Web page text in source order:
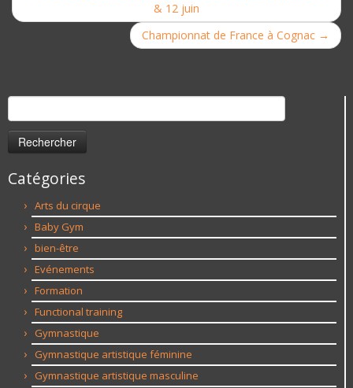
& 12 juin
Championnat de France à Cognac →
Catégories
Arts du cirque
Baby Gym
bien-être
Evénements
Formation
Functional training
Gymnastique
Gymnastique artistique féminine
Gymnastique artistique masculine